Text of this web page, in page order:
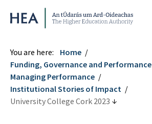
Higher Education Authority
You are here:
Home
Funding, Governance and Performance
Managing Performance
Institutional Stories of Impact
University College Cork 2023